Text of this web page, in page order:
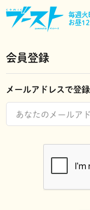
毎週火
お昼
会員登録
メールアドレスで登録